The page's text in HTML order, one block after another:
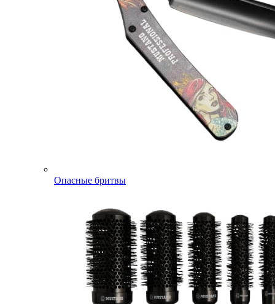
Опасные бритвы